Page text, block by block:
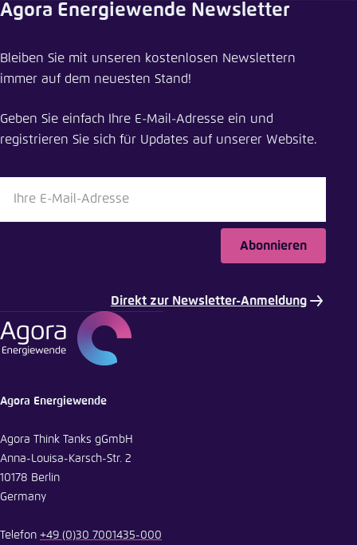
Agora Energiewende Newsletter
Bleiben Sie mit unseren kostenlosen Newslettern
immer auf dem neuesten Stand!
Geben Sie einfach Ihre E-Mail-Adresse ein und
registrieren Sie sich für Updates auf unserer Website.
Abonnieren
Direkt zur Newsletter-Anmeldung
Agora Energiewende
Agora Think Tanks gGmbH
Anna-Louisa-Karsch-Str. 2
10178 Berlin
Germany
Telefon +49 (0)30 7001435-000